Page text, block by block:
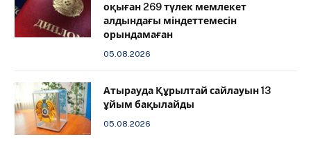
оқыған 269 түлек мемлекет
алдындағы міндеттемесін
орындамаған
05.08.2026
Атырауда Құрылтай сайлауын 13
ұйым бақылайды
05.08.2026